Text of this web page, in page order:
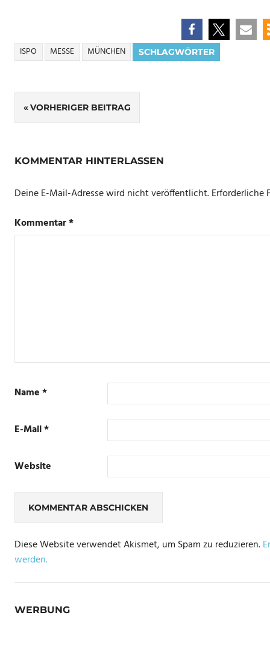
SCHLAGWÖRTER
ISPO MESSE MÜNCHEN
Beitrags-
Navigation
VORHERIGER BEITRAG
KOMMENTAR HINTERLASSEN
Deine E-Mail-Adresse wird nicht veröffentlicht.Erforderliche
Kommentar*
Name*
E-Mail*
Website
Diese Website verwendet Akismet, um Spam zu reduzieren.
werden.
WERBUNG